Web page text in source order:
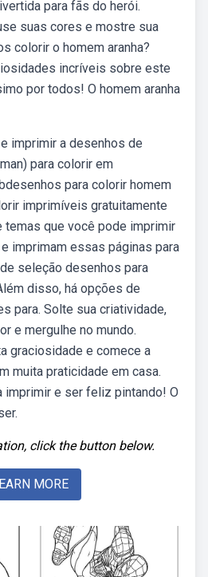
para fãs do herói.
suas cores e mostre sua
colorir o homem aranha?
incríveis sobre este
por todos! O homem aranha
imprimir a desenhos de
para colorir em
para colorir homem
imprimíveis gratuitamente
temas que você pode imprimir
imprimam essas páginas para
seleção desenhos para
disso, há opções de
para. Solte sua criatividade,
e mergulhe no mundo.
graciosidade e comece a
muita praticidade em casa.
imprimir e ser feliz pintando! O
click the button below.
MORE